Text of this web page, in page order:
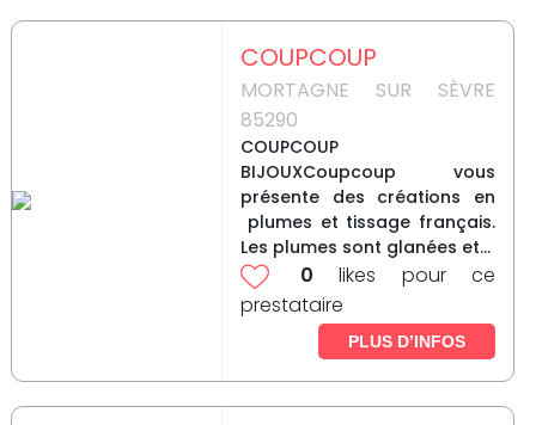
COUPCOUP
MORTAGNE SUR SÈVRE
85290
COUPCOUP
BIJOUXCoupcoup vous
présente des créations en
plumes et tissage français.
Les plumes sont glanées et...
0 likes pour ce
prestataire
PLUS D’INFOS